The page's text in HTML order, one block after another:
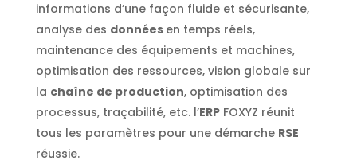
informations d’une façon fluide et sécurisante,
analyse des données en temps réels,
maintenance des équipements et machines,
optimisation des ressources, vision globale sur
la chaîne de production, optimisation des
processus, traçabilité, etc. l’ERPFOXYZ réunit
tous les paramètres pour une démarche RSE
réussie.